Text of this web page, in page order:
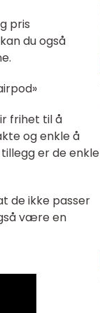
pris
du også
frihet til å
og enkle å
er de enkle
de ikke passer
være en